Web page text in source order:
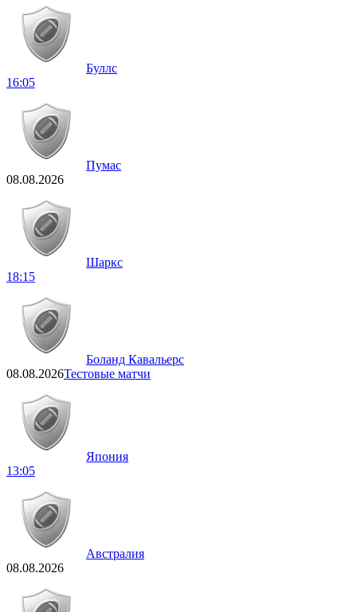
Буллс
16:05
Пумас
08.08.2026
Шаркс
18:15
Боланд Кавальерс
08.08.2026Тестовые матчи
Япония
13:05
Австралия
08.08.2026